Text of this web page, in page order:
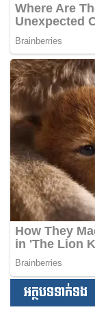
អត្ថបទទាក់ទង